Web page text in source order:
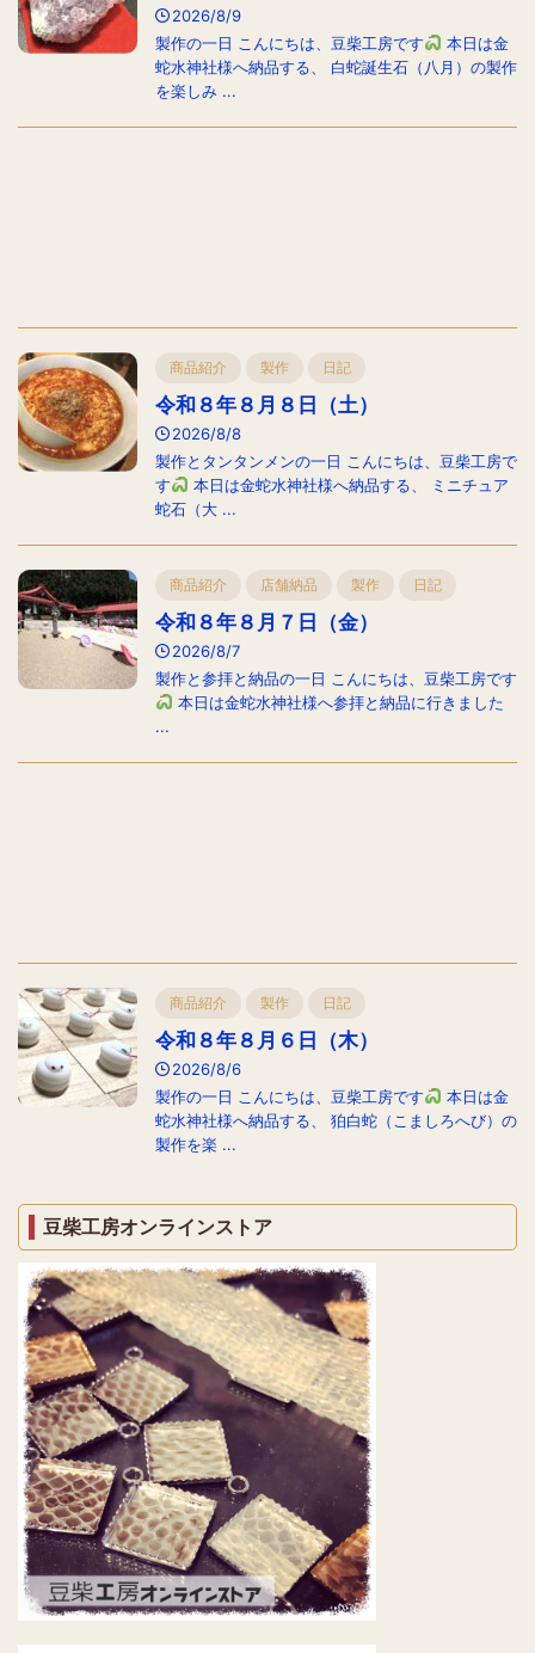
2026/8/9
製作の一日 こんにちは、豆柴工房です
本日は金
蛇水神社様へ納品する、 白蛇誕生石（八月）の製作
を楽しみ ...
商品紹介 製作 日記
令和８年８月８日（土）
2026/8/8
製作とタンタンメンの一日 こんにちは、豆柴工房で
す
本日は金蛇水神社様へ納品する、 ミニチュア
蛇石（大 ...
商品紹介 店舗納品 製作 日記
令和８年８月７日（金）
2026/8/7
製作と参拝と納品の一日 こんにちは、豆柴工房です
本日は金蛇水神社様へ参拝と納品に行きました
...
商品紹介 製作 日記
令和８年８月６日（木）
2026/8/6
製作の一日 こんにちは、豆柴工房です
本日は金
蛇水神社様へ納品する、 狛白蛇（こましろへび）の
製作を楽 ...
豆柴工房オンラインストア